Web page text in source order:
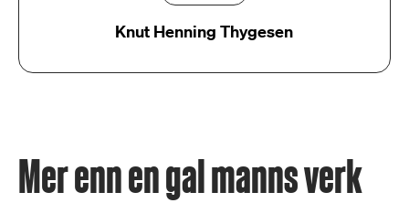
Knut Henning Thygesen
Mer enn en gal manns verk